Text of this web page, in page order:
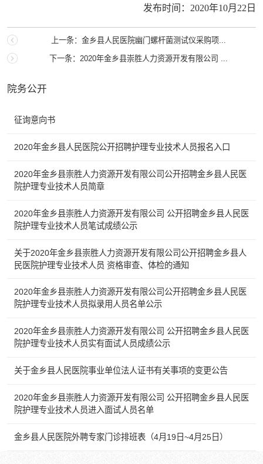
发布时间： 2020年10月 22 日
上一条：金乡县人民医院幽门螺杆菌测试仪采购项...
下一条：2020年金乡县崇胜人力资源开发有限公司 ...
院务公开
征询意向书
2020年金乡县人民医院公开招聘护理专业技术人员报名入口
2020年金乡县崇胜人力资源开发有限公司公开招聘金乡县人民医
院护理专业技术人员简章
2020年金乡县崇胜人力资源开发有限公司 公开招聘金乡县人民医
院护理专业技术人员笔试成绩公示
关于2020年金乡县崇胜人力资源开发有限公司公开招聘金乡县人
民医院护理专业技术人员 资格审查、体检的通知
2020年金乡县崇胜人力资源开发有限公司公开招聘金乡县人民医
院护理专业技术人员拟录用人员名单公示
2020年金乡县崇胜人力资源开发有限公司 公开招聘金乡县人民医
院护理专业技术人员实有面试人员成绩公示
关于金乡县人民医院事业单位法人证书有关事项的变更公告
2020年金乡县崇胜人力资源开发有限公司 公开招聘金乡县人民医
院护理专业技术人员进入面试人员名单
金乡县人民医院外聘专家门诊排班表（4月19日~4月25日）